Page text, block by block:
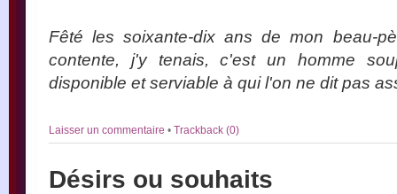
Fêté les soixante-dix ans de mon beau-
contente, j'y tenais, c'est un homme
disponible et serviable à qui l'on ne dit pas
Laisser un commentaire • Trackback (0)
Désirs ou souhaits